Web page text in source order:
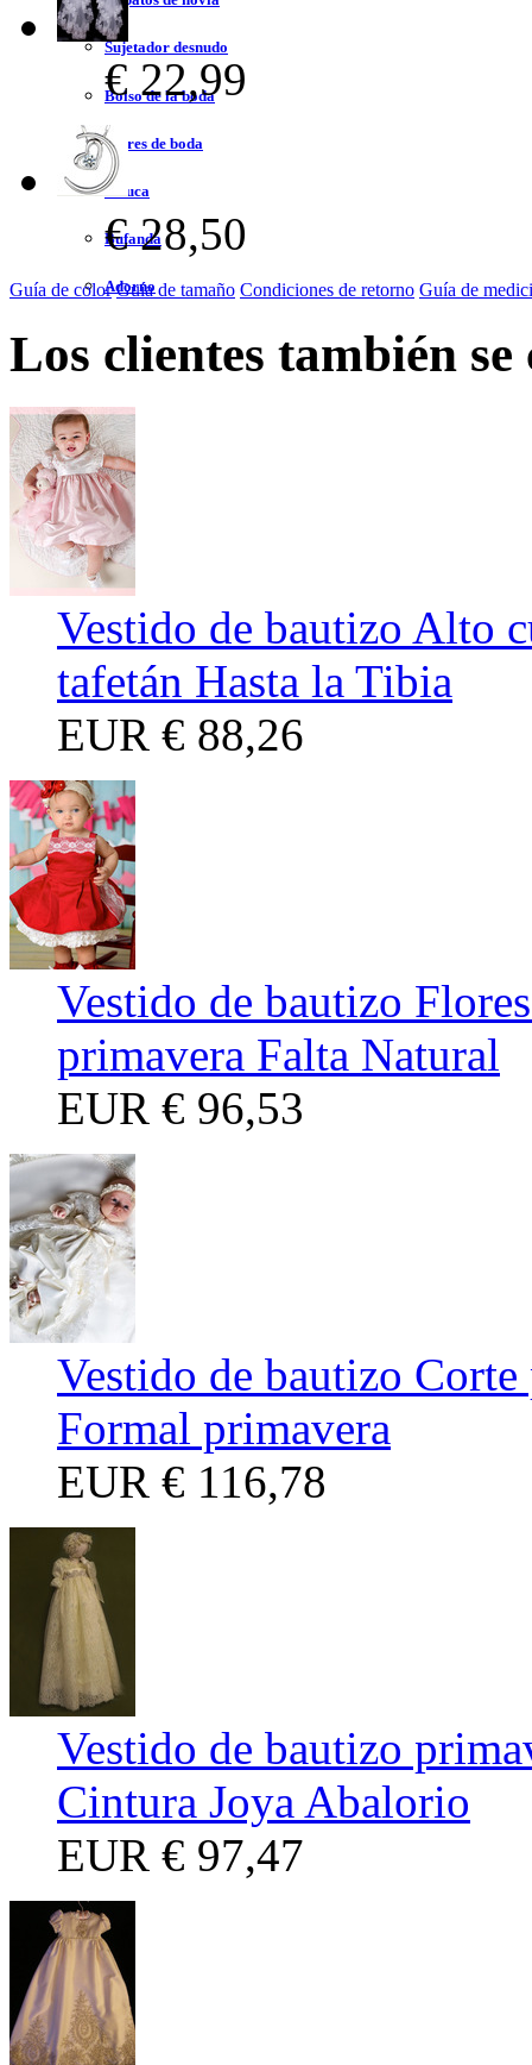
Sujetador desnudo
Bolso de la boda
Flores de boda
Peluca
Bufanda
Adorno
€ 22,99
€ 28,50
Guía de color Guía de tamaño Condiciones de retorno Guía de
Los clientes también se
Vestido de bautizo Alto
tafetán Hasta la Tibia
EUR € 88,26
Vestido de bautizo
primavera Falta Natural
EUR € 96,53
Vestido de bautizo
Formal primavera
EUR € 116,78
Vestido de bautizo
Cintura Joya Abalorio
EUR € 97,47